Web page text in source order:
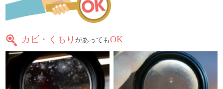
カビ・くもり があってもOK